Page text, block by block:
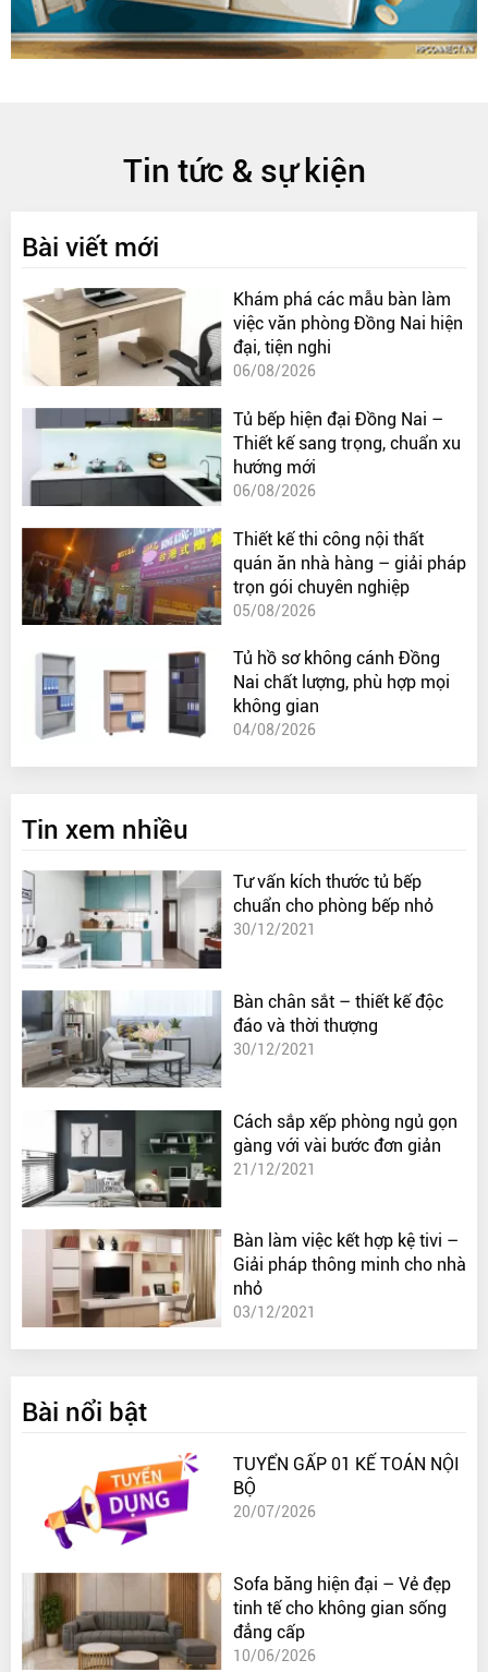
Tin tức & sự kiện
Bài viết mới
Khám phá các mẫu bàn làm
việc văn phòng Đồng Nai hiện
đại, tiện nghi
06/08/2026
Tủ bếp hiện đại Đồng Nai –
Thiết kế sang trọng, chuẩn xu
hướng mới
06/08/2026
Thiết kế thi công nội thất
quán ăn nhà hàng – giải pháp
trọn gói chuyên nghiệp
05/08/2026
Tủ hồ sơ không cánh Đồng
Nai chất lượng, phù hợp mọi
không gian
04/08/2026
Tin xem nhiều
Tư vấn kích thước tủ bếp
chuẩn cho phòng bếp nhỏ
30/12/2021
Bàn chân sắt – thiết kế độc
đáo và thời thượng
30/12/2021
Cách sắp xếp phòng ngủ gọn
gàng với vài bước đơn giản
21/12/2021
Bàn làm việc kết hợp kệ tivi –
Giải pháp thông minh cho nhà
nhỏ
03/12/2021
Bài nổi bật
TUYỂN GẤP 01 KẾ TOÁN NỘI
BỘ
20/07/2026
Sofa băng hiện đại – Vẻ đẹp
tinh tế cho không gian sống
đẳng cấp
10/06/2026